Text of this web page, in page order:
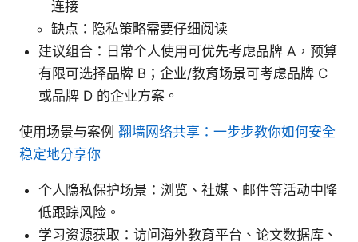
连接
缺点：隐私策略需要仔细阅读
建议组合：日常个人使用可优先考虑品牌 A，预算
有限可选择品牌 B；企业/教育场景可考虑品牌 C
或品牌 D 的企业方案。
使用场景与案例 翻墙网络共享：一步步教你如何安全
稳定地分享你
个人隐私保护场景：浏览、社媒、邮件等活动中降
低跟踪风险。
学习资源获取：访问海外教育平台、论文数据库、